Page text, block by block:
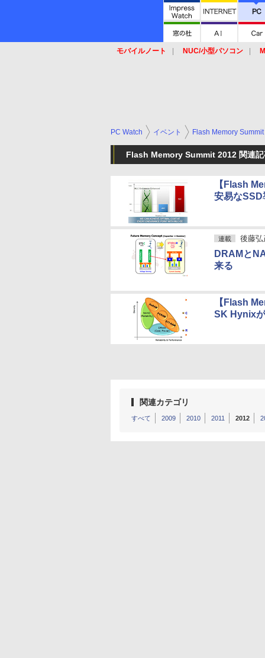
モバイルノート NUC/小型パソコン
PC Watch イベント Flash Memory Summit
Flash Memory Summit 2012 関連記
【Flash
安易なSSD
連載 後藤
DRAMと
来る
【Flash
SK Hynix
関連カテゴリ
すべて 2009 2010 2011 2012